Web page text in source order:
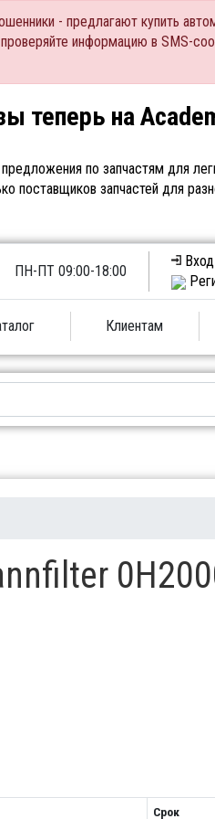
- предлагают купить
информацию в SMS-
теперь на
по запчастям для
поставщиков запчастей для
ПН-ПТ 09:00-18:00
Вход
Клиентам
Срок